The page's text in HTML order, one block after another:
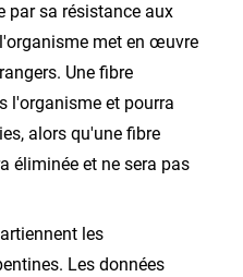
par sa résistance aux
met en œuvre
Une fibre
l'organisme et pourra
alors qu'une fibre
éliminée et ne sera pas
les
Les données